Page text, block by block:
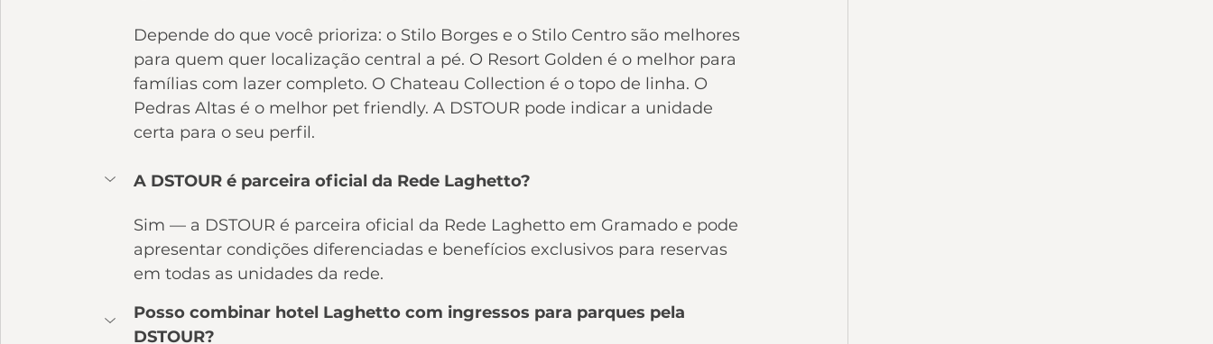
Depende do que você prioriza: o Stilo Borges e o Stilo Centro são melhores
para quem quer localização central a pé. O Resort Golden é o melhor para
famílias com lazer completo. O Chateau Collection é o topo de linha. O
Pedras Altas é o melhor pet friendly. A DSTOUR pode indicar a unidade
certa para o seu perfil.
A DSTOUR é parceira oficial da Rede Laghetto?
Sim — a DSTOUR é parceira oficial da Rede Laghetto em Gramado e pode
apresentar condições diferenciadas e benefícios exclusivos para reservas
em todas as unidades da rede.
Posso combinar hotel Laghetto com ingressos para parques pela
DSTOUR?